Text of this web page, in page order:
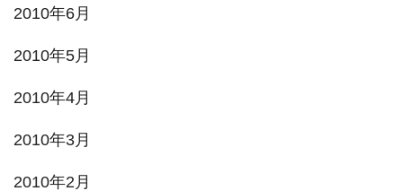
2010年6月
2010年5月
2010年4月
2010年3月
2010年2月